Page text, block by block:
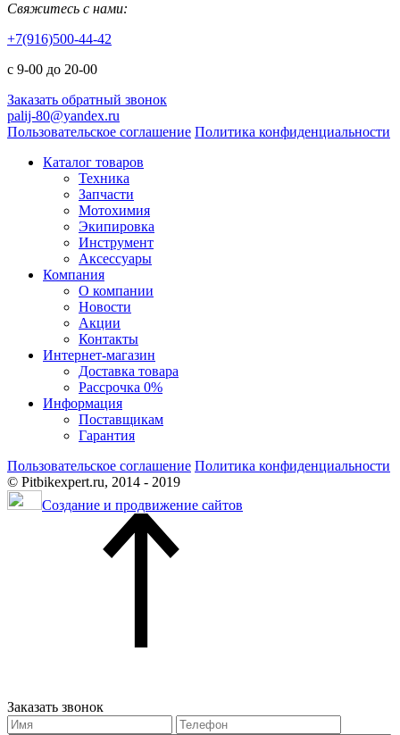
Свяжитесь с нами:
+7(916)500-44-42
с 9-00 до 20-00
Заказать обратный звонок
palij-80@yandex.ru
Пользовательское соглашение Политика конфиденциальности
Каталог товаров
Техника
Запчасти
Мотохимия
Экипировка
Инструмент
Аксессуары
Компания
О компании
Новости
Акции
Контакты
Интернет-магазин
Доставка товара
Рассрочка 0%
Информация
Поставщикам
Гарантия
Пользовательское соглашение Политика конфиденциальности
© Pitbikexpert.ru, 2014 - 2019
Создание и продвижение сайтов
Заказать звонок